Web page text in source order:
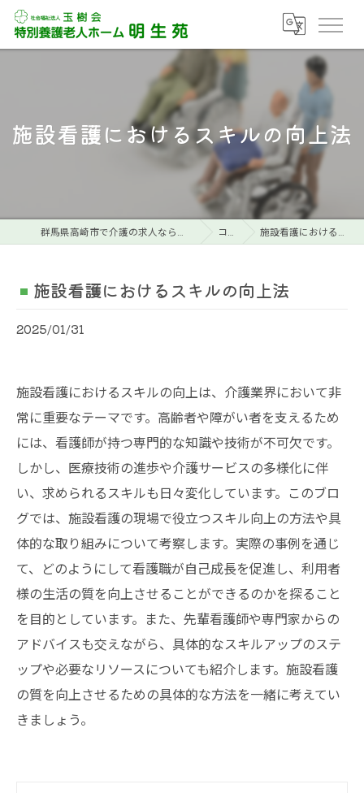
施設看護におけるスキルの向上法
群馬県高崎市で介護の求人なら特別養護老人ホーム明生苑 コラム 施設看護におけるスキルの向上法
施設看護におけるスキルの向上法
2025/01/31
施設看護におけるスキルの向上は、介護業界において非
常に重要なテーマです。高齢者や障がい者を支えるため
には、看護師が持つ専門的な知識や技術が不可欠です。
しかし、医療技術の進歩や介護サービスの多様化に伴
い、求められるスキルも日々変化しています。このブロ
グでは、施設看護の現場で役立つスキル向上の方法や具
体的な取り組みについて考察します。実際の事例を通じ
て、どのようにして看護職が自己成長を促進し、利用者
様の生活の質を向上させることができるのかを探ること
を目的としています。また、先輩看護師や専門家からの
アドバイスも交えながら、具体的なスキルアップのステ
ップや必要なリソースについても紹介します。施設看護
の質を向上させるための具体的な方法を一緒に考えてい
きましょう。